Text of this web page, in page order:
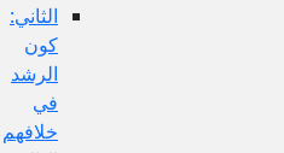
الثاني:
خلافهم